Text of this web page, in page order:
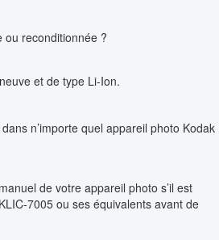
ou reconditionnée ?
et de type Li-Ion.
n’importe quel appareil photo Kodak
de votre appareil photo s’il est
7005 ou ses équivalents avant de